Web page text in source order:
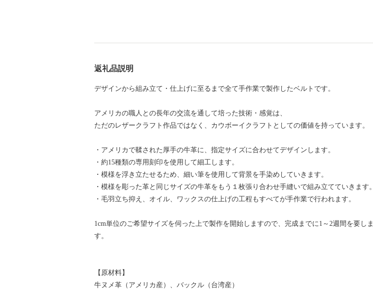
返礼品説明
デザインから組み立て・仕上げに至るまで全て手作業で製作したベルトです。
アメリカの職人との長年の交流を通して培った技術・感覚は、
ただのレザークラフト作品ではなく、カウボーイクラフトとしての価値を持っています。
・アメリカで鞣された厚手の牛革に、指定サイズに合わせてデザインします。
・約15種類の専用刻印を使用して細工します。
・模様を浮き立たせるため、細い筆を使用して背景を手染めしていきます。
・模様を彫った革と同じサイズの牛革をもう１枚張り合わせ手縫いで組み立てていきます。
・毛羽立ち抑え、オイル、ワックスの仕上げの工程もすべてが手作業で行われます。
1cm単位のご希望サイズを伺った上で製作を開始しますので、完成までに1～2週間を要しま
す。
【原材料】
牛ヌメ革（アメリカ産）、バックル（台湾産）